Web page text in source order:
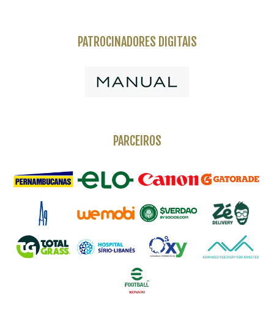
PATROCINADORES DIGITAIS
PARCEIROS